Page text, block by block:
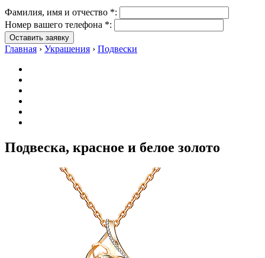
Фамилия, имя и отчество *:
Номер вашего телефона *:
Оставить заявку
Главная › Украшения › Подвески
Подвеска, красное и белое золото